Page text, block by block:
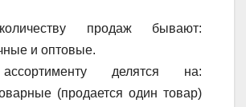
продаж бывают:
и оптовые.
делятся на:
(продается один товар)